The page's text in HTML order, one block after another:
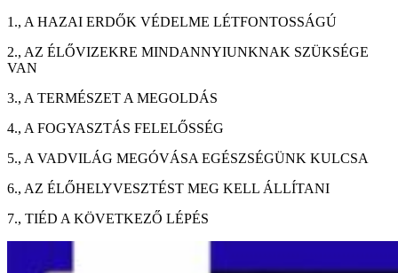
1., A HAZAI ERDŐK VÉDELME LÉTFONTOSSÁGÚ
2., AZ ÉLŐVIZEKRE MINDANNYIUNKNAK SZÜKSÉGE
VAN
3., A TERMÉSZET A MEGOLDÁS
4., A FOGYASZTÁS FELELŐSSÉG
5., A VADVILÁG MEGÓVÁSA EGÉSZSÉGÜNK KULCSA
6., AZ ÉLŐHELYVESZTÉST MEG KELL ÁLLÍTANI
7., TIÉD A KÖVETKEZŐ LÉPÉS